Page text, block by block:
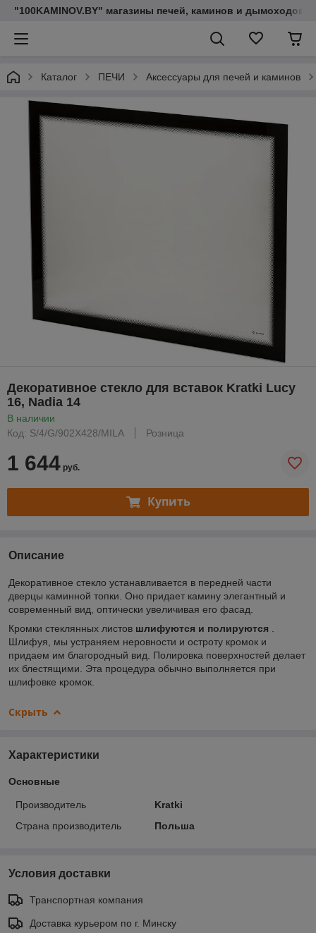
"100KAMINOV.BY" магазины печей, каминов и дымоходов
Каталог ПЕЧИ Аксессуары для печей и каминов
Декоративное стекло для вставок Kratki Lucy
16, Nadia 14
В наличии
Код: S/4/G/902X428/MILA
Розница
1 644 руб.
Купить
Описание
Декоративное стекло устанавливается в передней части
дверцы каминной топки. Оно придает камину элегантный и
современный вид, оптически увеличивая его фасад.
Кромки стеклянных листов шлифуются и полируются
Шлифуя, мы устраняем неровности и остроту кромок и
придаем им благородный вид. Полировка поверхностей делает
их блестящими. Эта процедура обычно выполняется при
шлифовке кромок.
Скрыть
Характеристики
Основные
Производитель
Kratki
Страна производитель
Польша
Условия доставки
Транспортная компания
Доставка курьером по г. Минску